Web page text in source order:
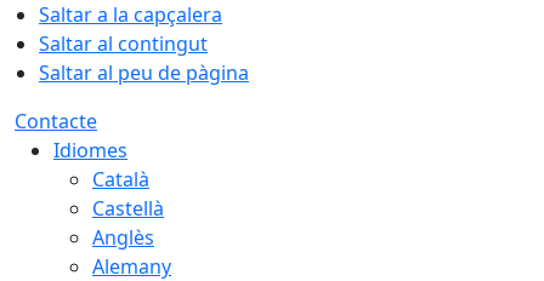
Saltar a la capçalera
Saltar al contingut
Saltar al peu de pàgina
Contacte
Idiomes
Català
Castellà
Anglès
Alemany